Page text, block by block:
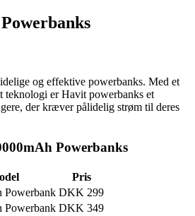
og effektive powerbanks. Med et
teknologi er Havit powerbanks et
der kræver pålidelig strøm til deres
Powerbanks
Pris
Powerbank DKK 299
Powerbank DKK 349